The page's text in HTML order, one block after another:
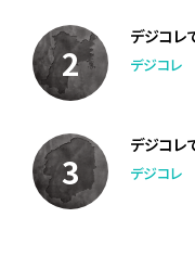
デジコレ
デジコレ
デジコレ
デジコレ